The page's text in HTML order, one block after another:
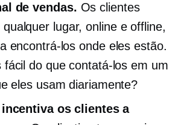
de vendas. Os clientes
lugar, online e offline,
encontrá-los onde eles estão.
fácil do que contatá-los em um
eles usam diariamente?
os clientes a